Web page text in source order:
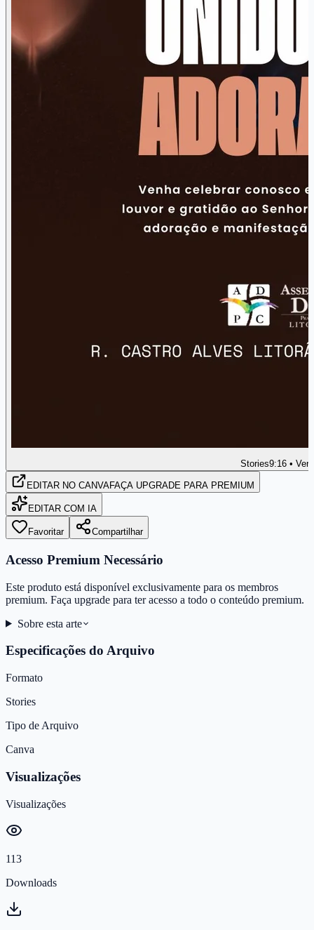
Stories9:16 •
EDITAR NO CANVAFAÇA UPGRADE PARA PREMIUM
EDITAR COM IA
Favoritar Compartilhar
Acesso Premium Necessário
Este produto está disponível exclusivamente para os membros
premium. Faça upgrade para ter acesso a todo o conteúdo premium.
Sobre esta arte
Especificações do Arquivo
Formato
Stories
Tipo de Arquivo
Canva
Visualizações
Visualizações
113
Downloads